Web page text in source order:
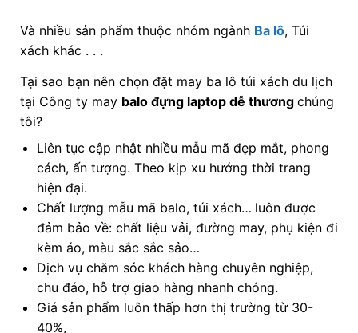
Và nhiều sản phẩm thuộc nhóm ngành Ba lô, Túi
xách khác . . .
Tại sao bạn nên chọn đặt may ba lô túi xách du lịch
tại Công ty may balo đựng laptop dễ thương chúng
tôi?
Liên tục cập nhật nhiều mẫu mã đẹp mắt, phong
cách, ấn tượng. Theo kịp xu hướng thời trang
hiện đại.
Chất lượng mẫu mã balo, túi xách… luôn được
đảm bảo về: chất liệu vải, đường may, phụ kiện đi
kèm áo, màu sắc sắc sảo…
Dịch vụ chăm sóc khách hàng chuyên nghiệp,
chu đáo, hỗ trợ giao hàng nhanh chóng.
Giá sản phẩm luôn thấp hơn thị trường từ 30-
40%,